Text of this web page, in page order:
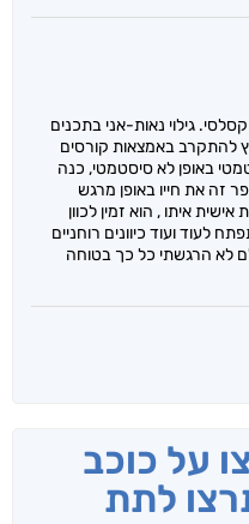
גילוי נאות-אני בתכנים
להתקרב באמצאות קורסים
באופן לא סיסטמטי, כנה
זה את חייו באופן מרגש
איתו , הוא זמין לכוון
לעוד ועוד כיוונים רוחניים
לא הרגשתי כל כך בטוחה
על כוכב
לתת